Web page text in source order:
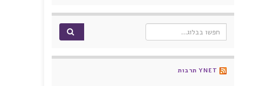
Search for:
YNET תרבות